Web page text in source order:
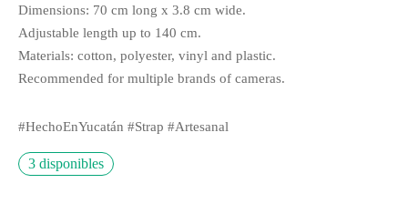
Dimensions: 70 cm long x 3.8 cm wide.
Adjustable length up to 140 cm.
Materials: cotton, polyester, vinyl and plastic.
Recommended for multiple brands of cameras.
#HechoEnYucatán #Strap #Artesanal
3 disponibles